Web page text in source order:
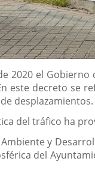
2020 el
este decreto se
desplazamientos.
del tráfico ha
y
del